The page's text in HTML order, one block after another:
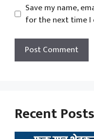
Save my name,
for the next time I
Recent Posts